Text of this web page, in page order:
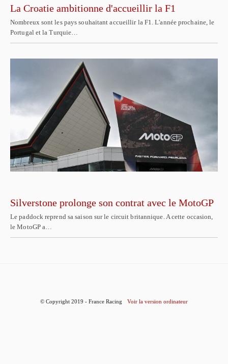
La Croatie ambitionne d'accueillir la F1
Nombreux sont les pays souhaitant accueillir la F1. L'année prochaine, le
Portugal et la Turquie…
Silverstone prolonge son contrat avec le MotoGP
Le paddock reprend sa saison sur le circuit britannique. A cette occasion,
le MotoGP a…
© Copyright 2019 - France Racing Voir la version ordinateur